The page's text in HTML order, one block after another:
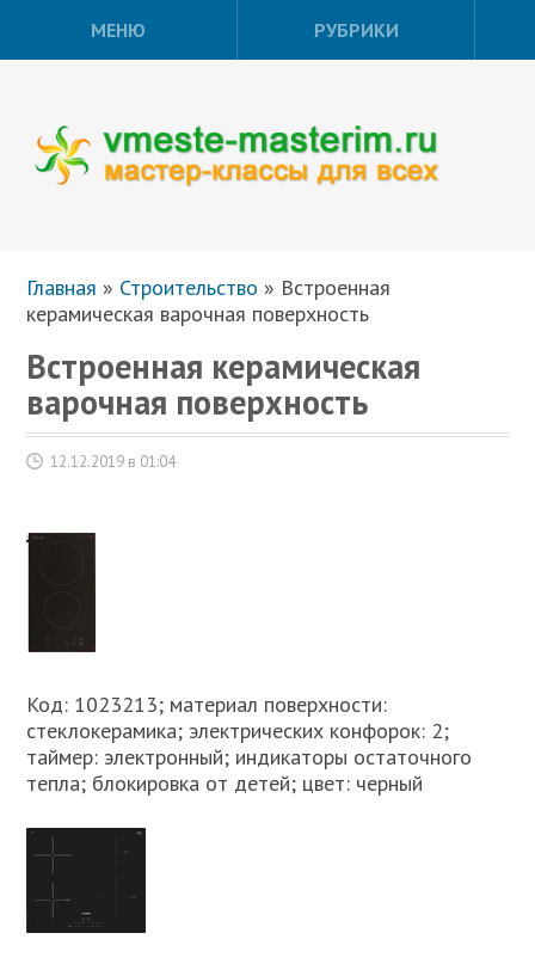
МЕНЮ РУБРИКИ
Главная » Строительство » Встроенная
керамическая варочная поверхность
Встроенная керамическая
варочная поверхность
12.12.2019 в 01:04
Код: 1023213; материал поверхности:
стеклокерамика; электрических конфорок: 2;
таймер: электронный; индикаторы остаточного
тепла; блокировка от детей; цвет: черный